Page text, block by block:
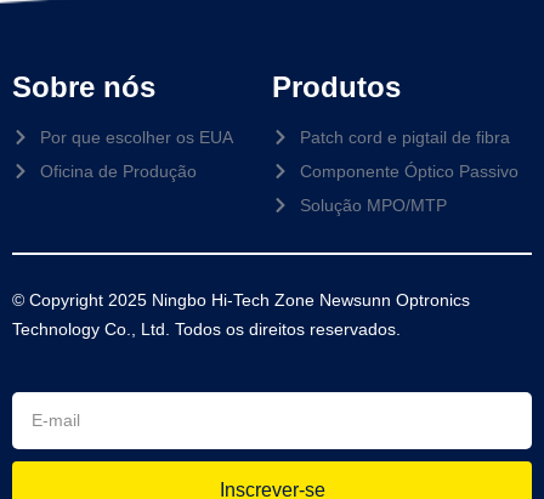
Sobre nós
Por que escolher os EUA
Oficina de Produção
Produtos
Patch cord e pigtail de fibra
Componente Óptico Passivo
Solução MPO/MTP
© Copyright 2025 Ningbo Hi-Tech Zone Newsunn Optronics
Technology Co., Ltd. Todos os direitos reservados.
Inscrever-se